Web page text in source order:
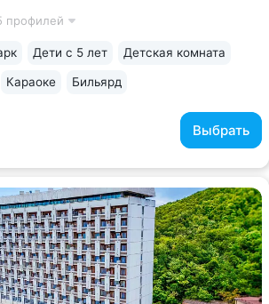
свойства • Сероводородные ванны
профилей
Выбрать
Дети с 5 лет Детская комната
Караоке Бильярд